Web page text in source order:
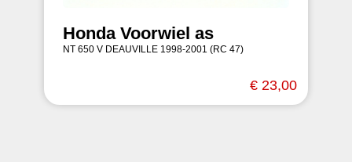
Honda Voorwiel as
NT 650 V DEAUVILLE 1998-2001 (RC 47)
€ 23,00